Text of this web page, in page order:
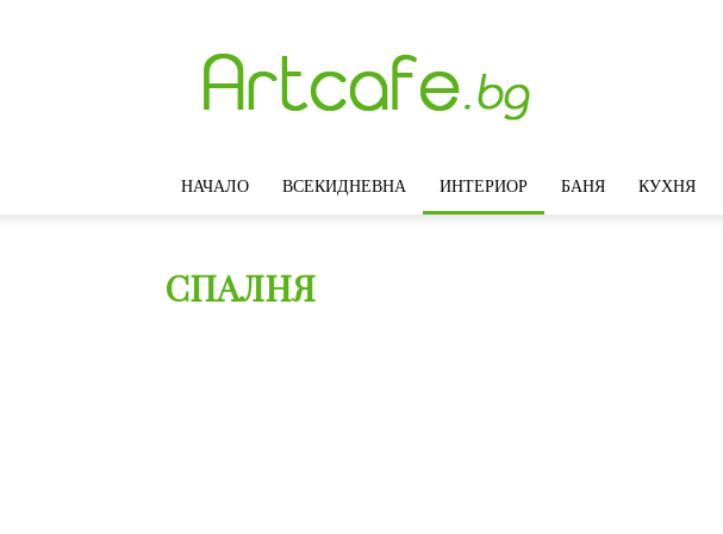
–
Модерни
дизайн,
декорация
на
НАЧАЛО ВСЕКИДНЕВНА ИНТЕРИОР БАНЯ КУХНЯ
СПАЛНЯ